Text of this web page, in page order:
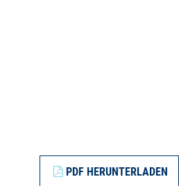
PDF HERUNTERLADEN